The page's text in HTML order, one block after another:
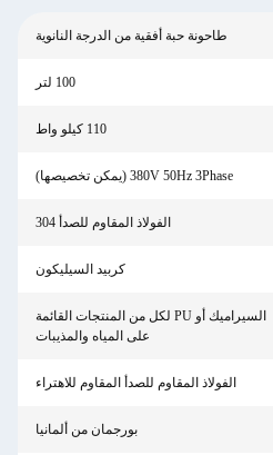
طاحونة حبة أفقية من الدرجة النانوية
100 لتر
110 كيلو واط
380V 50Hz 3Phase (يمكن تخصيصها)
الفولاذ المقاوم للصدأ 304
كربيد السيليكون
السيراميك أو PU لكل من المنتجات القائمة
على المياه والمذيبات
الفولاذ المقاوم للصدأ المقاوم للاهتراء
بورجمان من ألمانيا